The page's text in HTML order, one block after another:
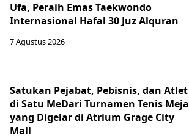
Ufa, Peraih Emas Taekwondo
Internasional Hafal 30 Juz Alquran
7 Agustus 2026
Satukan Pejabat, Pebisnis, dan Atlet
di Satu MeDari Turnamen Tenis Meja
yang Digelar di Atrium Grage City
Mall